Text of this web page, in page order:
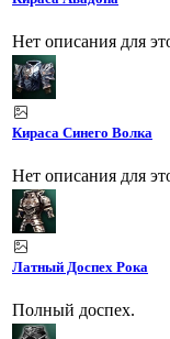
Нет описания для
Кираса Синего Волка
Нет описания для
Латный Доспех Рока
Полный доспех.